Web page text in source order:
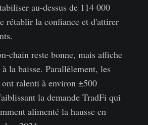
au-dessus de 114 000
rétablir la confiance et d'attirer
chain reste bonne, mais affiche
la baisse. Parallèlement, les
ralenti à environ ±500
la demande TradFi qui
alimenté la hausse en